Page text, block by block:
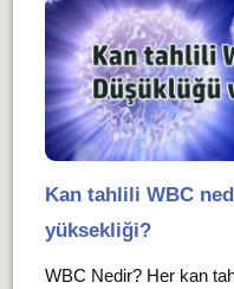
Kan tahlili WBC
yüksekliği?
WBC Nedir? Her kan